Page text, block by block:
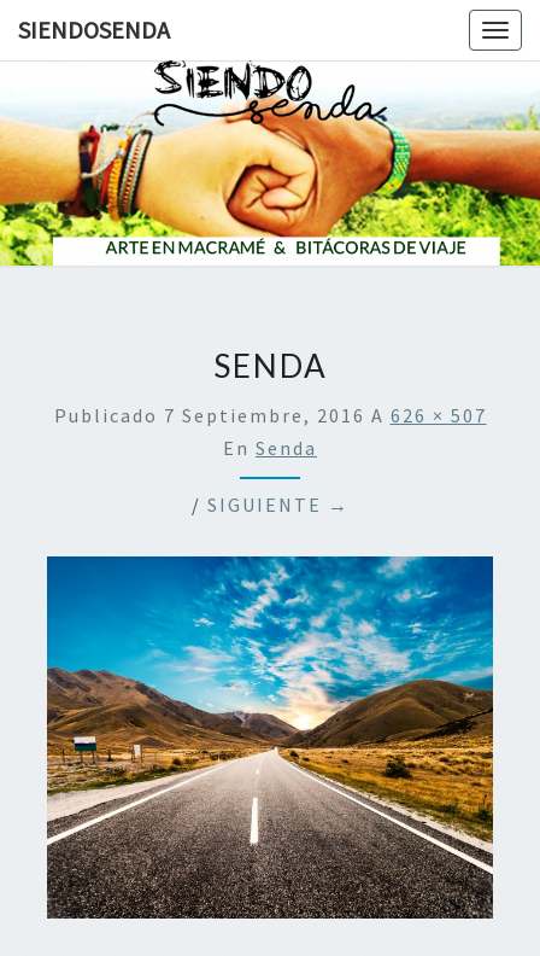
SIENDOSENDA
SENDA
Publicado 7 Septiembre, 2016 A 626 × 507
En Senda
/ SIGUIENTE →